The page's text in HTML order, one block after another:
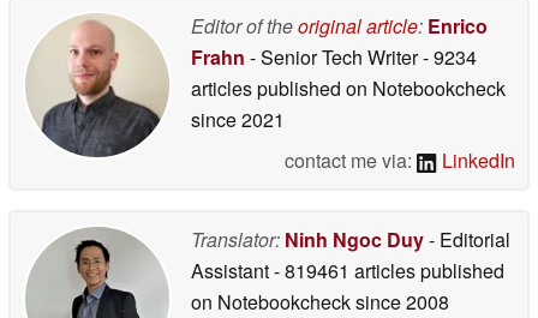
Editor of theoriginal article: Enrico
Frahn - Senior Tech Writer- 9234
articles published on Notebookcheck
since 2021
contact me via:
LinkedIn
Translator: Ninh Ngoc Duy- Editorial
Assistant- 819461 articles published
on Notebookchecksince 2008